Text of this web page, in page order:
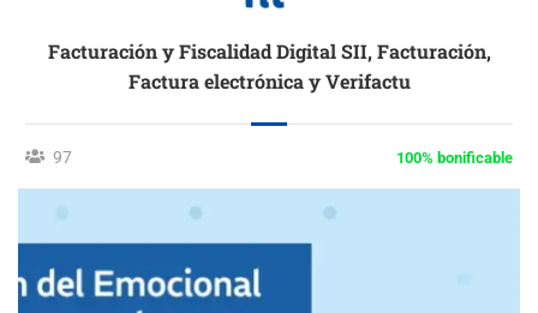
Facturación y Fiscalidad Digital SII, Facturación,
Factura electrónica y Verifactu
97 100% bonificable